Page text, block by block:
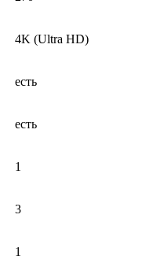
4K (Ultra HD)
есть
есть
1
3
1